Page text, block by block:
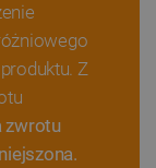
Z
zwrotu